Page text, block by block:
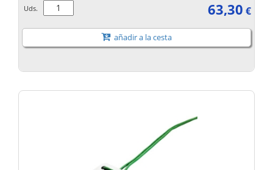
Uds. 63,30 €
añadir a la cesta